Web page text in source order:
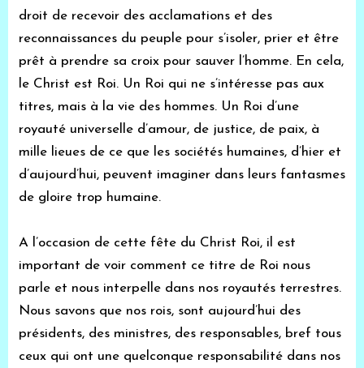
droit de recevoir des acclamations et des
reconnaissances du peuple pour s’isoler, prier et être
prêt à prendre sa croix pour sauver l’homme. En cela,
le Christ est Roi. Un Roi qui ne s’intéresse pas aux
titres, mais à la vie des hommes. Un Roi d’une
royauté universelle d’amour, de justice, de paix, à
mille lieues de ce que les sociétés humaines, d’hier et
d’aujourd’hui, peuvent imaginer dans leurs fantasmes
de gloire trop humaine.
A l’occasion de cette fête du Christ Roi, il est
important de voir comment ce titre de Roi nous
parle et nous interpelle dans nos royautés terrestres.
Nous savons que nos rois, sont aujourd’hui des
présidents, des ministres, des responsables, bref tous
ceux qui ont une quelconque responsabilité dans nos